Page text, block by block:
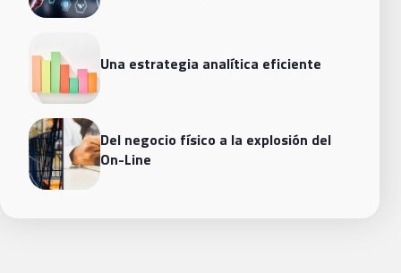
Una estrategia analítica eficiente
Del negocio físico a la explosión del
On-Line